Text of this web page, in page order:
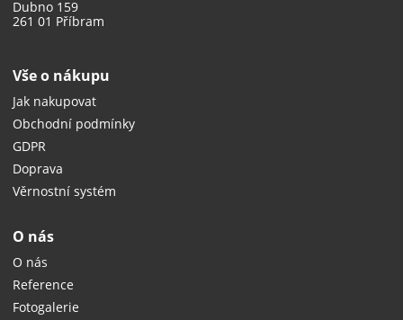
Dubno 159
261 01 Příbram
Vše o nákupu
Jak nakupovat
Obchodní podmínky
GDPR
Doprava
Věrnostní systém
O nás
O nás
Reference
Fotogalerie